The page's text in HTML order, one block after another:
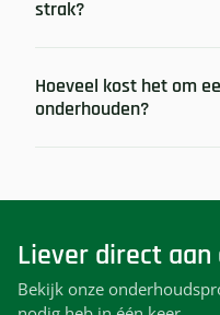
strak?
Hoeveel kost het om
onderhouden?
Liever direct aan
Bekijk onze